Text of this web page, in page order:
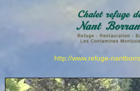
http://www.refuge-